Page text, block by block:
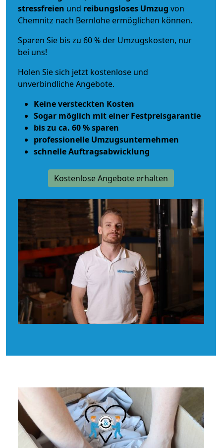
stressfreien und reibungsloses Umzug von
Chemnitz nach Bernlohe ermöglichen können.
Sparen Sie bis zu 60 % der Umzugskosten, nur
bei uns!
Holen Sie sich jetzt kostenlose und
unverbindliche Angebote.
Keine versteckten Kosten
Sogar möglich mit einer Festpreisgarantie
bis zu ca. 60 % sparen
professionelle Umzugsunternehmen
schnelle Auftragsabwicklung
Kostenlose Angebote erhalten